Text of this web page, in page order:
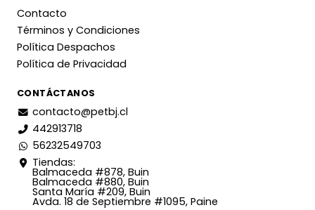
Contacto
Términos y Condiciones
Política Despachos
Política de Privacidad
CONTÁCTANOS
contacto@petbj.cl
442913718
56232549703
Tiendas:
Balmaceda #878, Buin
Balmaceda #880, Buin
Santa María #209, Buin
Avda. 18 de Septiembre #1095, Paine